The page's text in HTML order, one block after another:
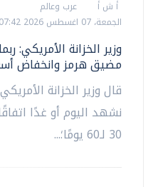
أ ش أ
عرب وعالم
الجمعة، 07 اغسطس 2026 07:42 م
وزير الخزانة الأمريكي:
مضيق هرمز وانخفاض
قال وزير الخزانة
نشهد اليوم أو غدًا
30 لـ60 يومًا؛...